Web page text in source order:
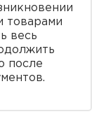
товарами
весь
после